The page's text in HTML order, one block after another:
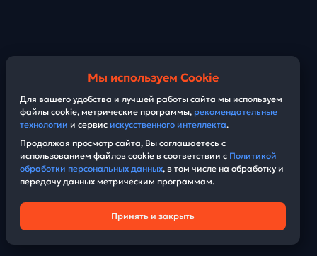
Мы используем Cookie
Для вашего удобства и лучшей работы сайта мы используем
файлы cookie, метрические программы, рекомендательные
технологии и сервис искусственного интеллекта.
Продолжая просмотр сайта, Вы соглашаетесь с
использованием файлов cookie в соответствии с Политикой
обработки персональных данных, в том числе на обработку и
передачу данных метрическим программам.
Принять и закрыть